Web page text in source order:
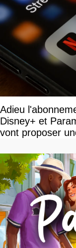
Adieu
Disney+ et
vont proposer